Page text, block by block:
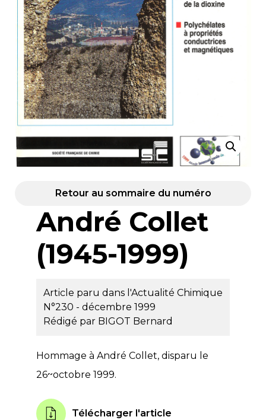
Retour au sommaire du numéro
André Collet
(1945-1999)
Article paru dans l'Actualité Chimique
N°230 - décembre 1999
Rédigé par BIGOT Bernard
Hommage à André Collet, disparu le
26~octobre 1999.
Télécharger l'article